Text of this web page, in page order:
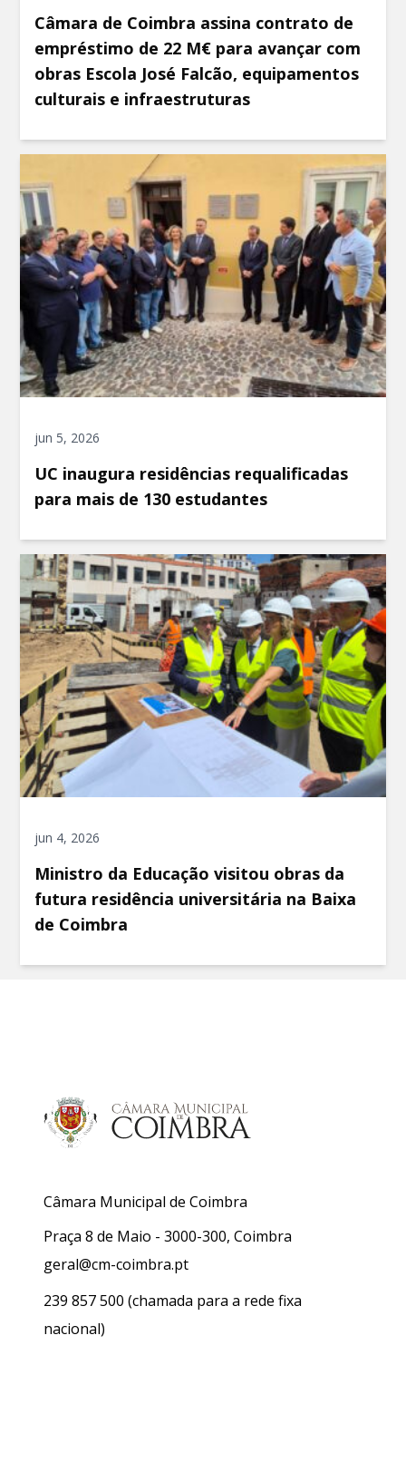
Câmara de Coimbra assina contrato de
empréstimo de 22 M€ para avançar com
obras Escola José Falcão, equipamentos
culturais e infraestruturas
jun 5, 2026
UC inaugura residências requalificadas
para mais de 130 estudantes
jun 4, 2026
Ministro da Educação visitou obras da
futura residência universitária na Baixa
de Coimbra
Câmara Municipal de Coimbra
Praça 8 de Maio - 3000-300, Coimbra
geral@cm-coimbra.pt
239 857 500 (chamada para a rede fixa
nacional)